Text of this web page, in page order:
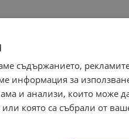
съдържанието,
информация за
и анализи, които може
която са събрали от